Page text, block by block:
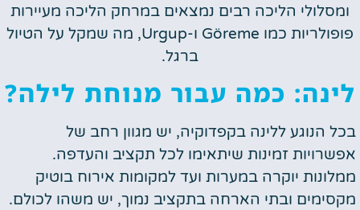
ומסלולי הליכה רבים נמצאים במרחק הליכה מעיירות
פופולריות כמו Göreme ו-Urgup, מה שמקל על הטיול
ברגל.
לינה: כמה עבור מנוחת לילה?
בכל הנוגע ללינה בקפדוקיה, יש מגוון רחב של
אפשרויות זמינות שיתאימו לכל תקציב והעדפה.
ממלונות יוקרה במערות ועד למקומות אירוח בוטיק
מקסימים ובתי הארחה בתקציב נמוך, יש משהו לכולם.